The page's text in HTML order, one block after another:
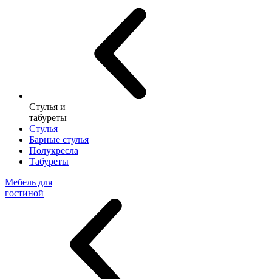
Стулья и
табуреты
Стулья
Барные стулья
Полукресла
Табуреты
Мебель для
гостиной